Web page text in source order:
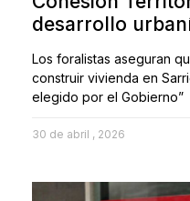
desarrollo
Los foralistas aseguran
construir vivienda en
elegido por el Gobierno”
30 de abril , 2026